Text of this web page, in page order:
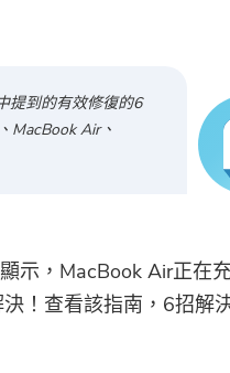
提到的有效修復的6
MacBook Air、
示，MacBook Air正在
！查看該指南，6招解